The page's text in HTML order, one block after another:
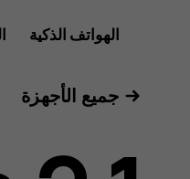
دليل
الهواتف الذكية
جميع الأجهزة